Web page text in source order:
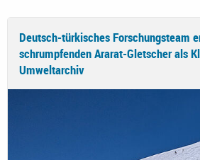
Deutsch-türkisches Forschungsteam
schrumpfenden Ararat-Gletscher als
Umweltarchiv